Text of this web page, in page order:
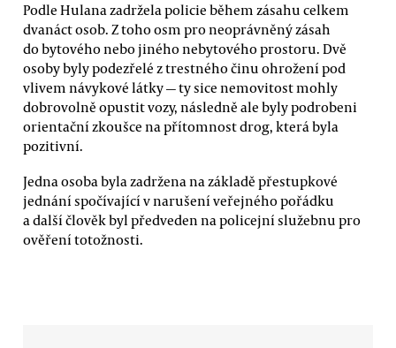
Podle Hulana zadržela policie během zásahu celkem
dvanáct osob. Z toho osm pro neoprávněný zásah
do bytového nebo jiného nebytového prostoru. Dvě
osoby byly podezřelé z trestného činu ohrožení pod
vlivem návykové látky — ty sice nemovitost mohly
dobrovolně opustit vozy, následně ale byly podrobeni
orientační zkoušce na přítomnost drog, která byla
pozitivní.
Jedna osoba byla zadržena na základě přestupkové
jednání spočívající v narušení veřejného pořádku
a další člověk byl předveden na policejní služebnu pro
ověření totožnosti.